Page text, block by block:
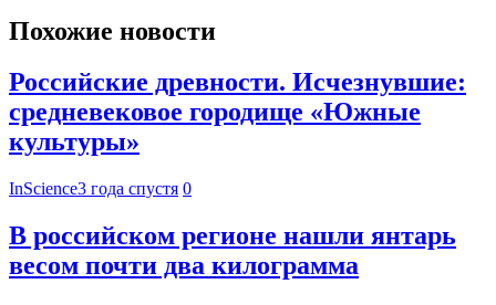
Похожие новости
Российские древности. Исчезнувшие:
средневековое городище «Южные
культуры»
InScience3 года спустя 0
В российском регионе нашли янтарь
весом почти два килограмма